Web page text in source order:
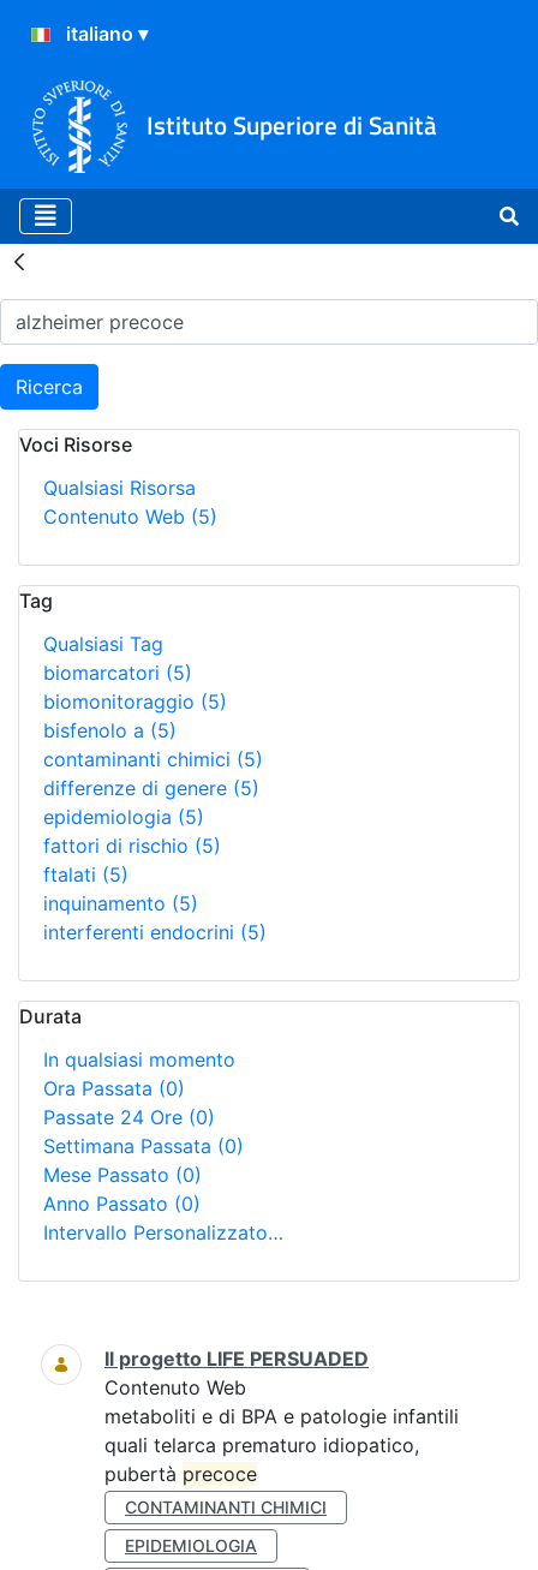
Istituto Superiore di Sanità
Risultati della Ricerca -
Ricerca
Voci Risorse
Qualsiasi Risorsa
Contenuto Web (5)
Tag
Qualsiasi Tag
biomarcatori (5)
biomonitoraggio (5)
bisfenolo a (5)
contaminanti chimici (5)
differenze di genere (5)
epidemiologia (5)
fattori di rischio (5)
ftalati (5)
inquinamento (5)
interferenti endocrini (5)
Durata
In qualsiasi momento
Ora Passata (0)
Passate 24 Ore (0)
Settimana Passata (0)
Mese Passato (0)
Anno Passato (0)
Intervallo Personalizzato…
Ricerca
Il progetto LIFE PERSUADED
Contenuto Web
metaboliti e di BPA e patologie infantili
quali telarca prematuro idiopatico,
pubertà precoce
CONTAMINANTI CHIMICI
EPIDEMIOLOGIA